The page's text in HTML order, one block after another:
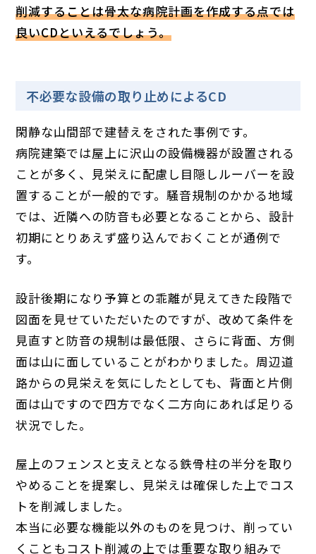
削減することは骨太な病院計画を作成する点では
良いCDといえるでしょう。
不必要な設備の取り止めによるCD
閑静な山間部で建替えをされた事例です。
病院建築では屋上に沢山の設備機器が設置される
ことが多く、見栄えに配慮し目隠しルーバーを設
置することが一般的です。騒音規制のかかる地域
では、近隣への防音も必要となることから、設計
初期にとりあえず盛り込んでおくことが通例で
す。
設計後期になり予算との乖離が見えてきた段階で
図面を見せていただいたのですが、改めて条件を
見直すと防音の規制は最低限、さらに背面、方側
面は山に面していることがわかりました。周辺道
路からの見栄えを気にしたとしても、背面と片側
面は山ですので四方でなく二方向にあれば足りる
状況でした。
屋上のフェンスと支えとなる鉄骨柱の半分を取り
やめることを提案し、見栄えは確保した上でコス
トを削減しました。
本当に必要な機能以外のものを見つけ、削ってい
くこともコスト削減の上では重要な取り組みで